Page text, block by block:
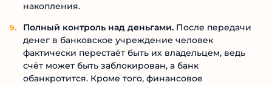
накопления.
Полный контроль над деньгами. После передачи
денег в банковское учреждение человек
фактически перестаёт быть их владельцем, ведь
счёт может быть заблокирован, а банк
обанкротится. Кроме того, финансовое